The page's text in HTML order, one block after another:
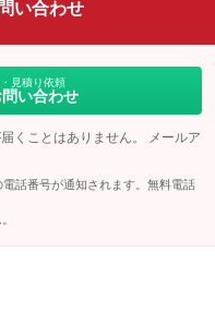
い合わせ
見積り依頼
い合わせ
くことはありません。 メールア
話番号が通知されます。無料電話